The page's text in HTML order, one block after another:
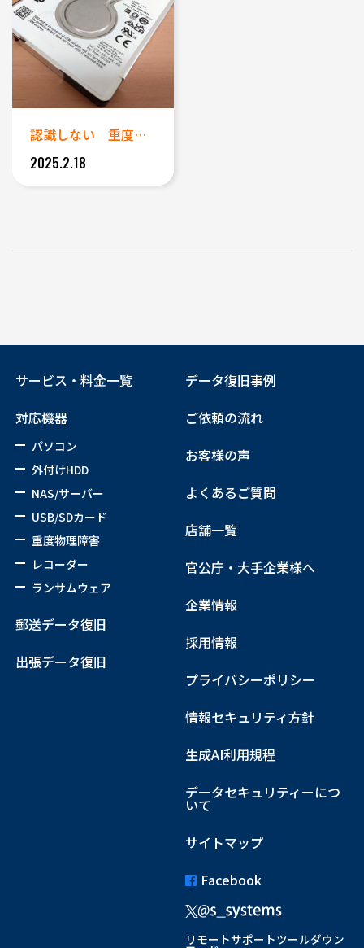
認識しない 重度障害の外付けH...
2025.2.18
サービス・料金一覧
対応機器
パソコン
外付けHDD
NAS/サーバー
USB/SDカード
重度物理障害
レコーダー
ランサムウェア
郵送データ復旧
出張データ復旧
データ復旧事例
ご依頼の流れ
お客様の声
よくあるご質問
店舗一覧
官公庁・大手企業様へ
企業情報
採用情報
プライバシーポリシー
情報セキュリティ方針
生成AI利用規程
データセキュリティーにつ
いて
サイトマップ
Facebook
リモートサポートツールダウン